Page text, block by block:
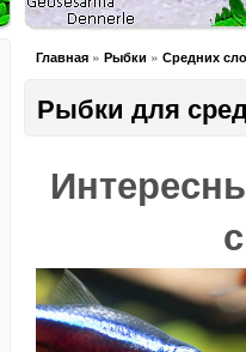
Главная » Рыбки » Средних
Рыбки для